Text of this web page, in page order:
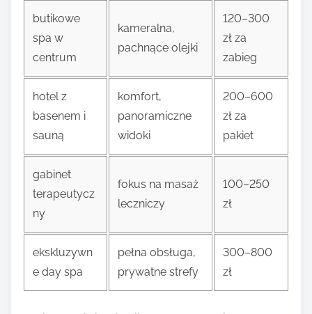
butikowe
spa w
centrum
kameralna,
pachnące olejki
120–300
zł za
zabieg
hotel z
basenem i
sauną
komfort,
panoramiczne
widoki
200–600
zł za
pakiet
gabinet
terapeutycz
ny
fokus na masaż
leczniczy
100–250
zł
ekskluzywn
e day spa
pełna obsługa,
prywatne strefy
300–800
zł